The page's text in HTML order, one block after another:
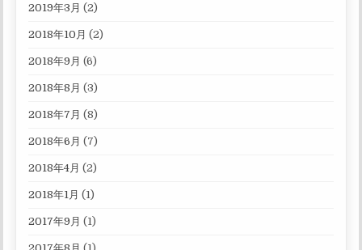
2019年3月 (2)
2018年10月 (2)
2018年9月 (6)
2018年8月 (3)
2018年7月 (8)
2018年6月 (7)
2018年4月 (2)
2018年1月 (1)
2017年9月 (1)